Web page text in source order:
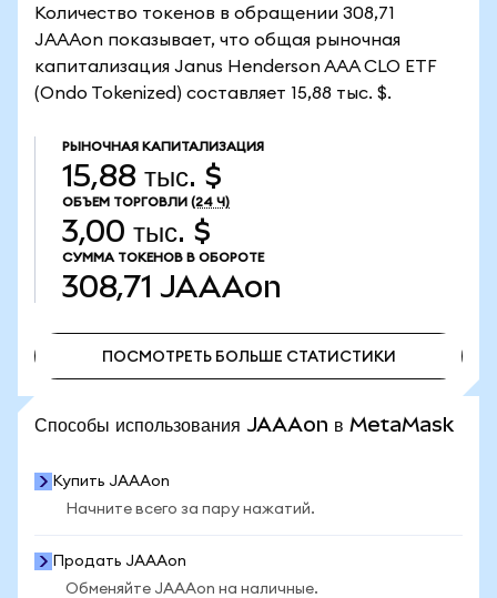
Количество токенов в обращении 308,71
JAAAon показывает, что общая рыночная
капитализация Janus Henderson AAA CLO ETF
(Ondo Tokenized) составляет 15,88 тыс. $.
РЫНОЧНАЯ КАПИТАЛИЗАЦИЯ
15,88 тыс. $
ОБЪЕМ ТОРГОВЛИ (24 Ч)
3,00 тыс. $
СУММА ТОКЕНОВ В ОБОРОТЕ
308,71 JAAAon
ПОСМОТРЕТЬ БОЛЬШЕ СТАТИСТИКИ
Способы использования JAAAon в MetaMask
Купить JAAAon
Начните всего за пару нажатий.
Продать JAAAon
Обменяйте JAAAon на наличные.